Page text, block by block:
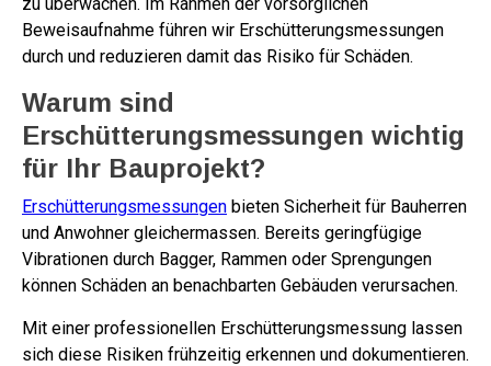
Beweisaufnahme führen wir Erschütterungsmessungen
durch und reduzieren damit das Risiko für Schäden.
Warum sind
Erschütterungsmessungen wichtig
für Ihr Bauprojekt?
Erschütterungsmessungen bieten Sicherheit für Bauherren
und Anwohner gleichermassen. Bereits geringfügige
Vibrationen durch Bagger, Rammen oder Sprengungen
können Schäden an benachbarten Gebäuden verursachen.
Mit einer professionellen Erschütterungsmessung lassen
sich diese Risiken frühzeitig erkennen und dokumentieren.